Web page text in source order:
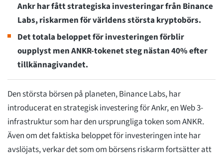
Ankr har fått strategiska investeringar från Binance
Labs, riskarmen för världens största kryptobörs.
Det totala beloppet för investeringen förblir
oupplyst men ANKR-tokenet steg nästan 40% efter
tillkännagivandet.
Den största börsen på planeten, Binance Labs, har
introducerat en strategisk investering för Ankr, en Web 3-
infrastruktur som har den ursprungliga token som ANKR.
Även om det faktiska beloppet för investeringen inte har
avslöjats, verkar det som om börsens riskarm fortsätter att